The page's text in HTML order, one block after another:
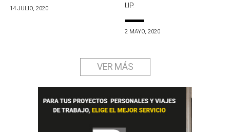
14 JULIO, 2020
UP.
2 MAYO, 2020
VER MÁS